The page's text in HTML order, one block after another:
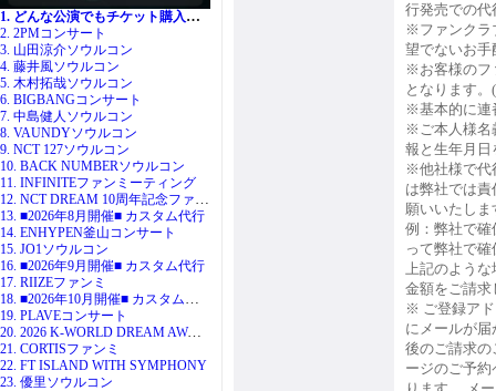
1. どんな公演でもチケット購入代行
2. 2PMコンサート
3. 山田涼介ソウルコン
4. 藤井風ソウルコン
5. 木村拓哉ソウルコン
6. BIGBANGコンサート
7. 中島健人ソウルコン
8. VAUNDYソウルコン
9. NCT 127ソウルコン
10. BACK NUMBERソウルコン
11. INFINITEファンミーティング
12. NCT DREAM 10周年記念ファンミ
13. ■2026年8月開催■ カスタム代行
14. ENHYPEN釜山コンサート
15. JO1ソウルコン
16. ■2026年9月開催■ カスタム代行
17. RIIZEファンミ
18. ■2026年10月開催■ カスタム代行
19. PLAVEコンサート
20. 2026 K-WORLD DREAM AWARDS
21. CORTISファンミ
22. FT ISLAND WITH SYMPHONY
23. 優里ソウルコン
行発売での代
※ファンクラ
望でないお手
※お客様のフ
となります
※基本的に連
※ご本人様名
報と生年月日
※他社様で代
は弊社では
願いいたしま
例：弊社で確
って弊社で
上記のような
金額をご請求
※ ご登録ア
にメールが
後のご請求の
ージのご予